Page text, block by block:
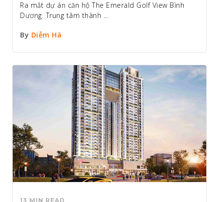
Ra mắt dự án căn hộ The Emerald Golf View Bình
Dương. Trung tâm thành ...
By Diễm Hà
13 MIN READ